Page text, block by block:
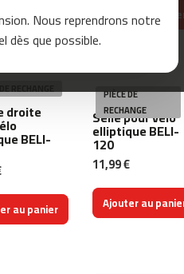
Nous reprendrons notre
dès que possible.
au panier Ajouter au
RECHANGE
droite
BELI-
au panier
PIÈCE DE
RECHANGE
Selle pour vélo
elliptique BELI-
120
11,99 €
Ajouter au